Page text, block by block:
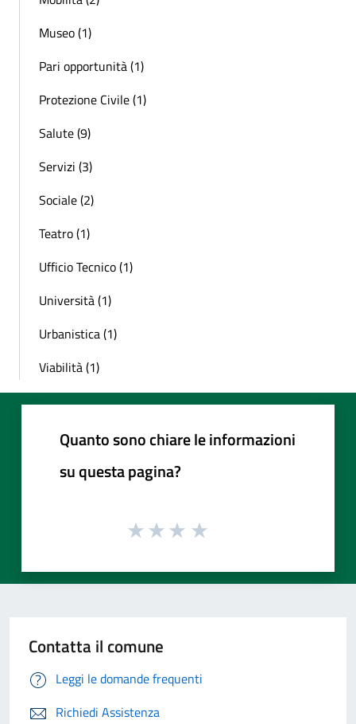
Museo (1)
Pari opportunità (1)
Protezione Civile (1)
Salute (9)
Servizi (3)
Sociale (2)
Teatro (1)
Ufficio Tecnico (1)
Università (1)
Urbanistica (1)
Viabilità (1)
Quanto sono chiare le informazioni
su questa pagina?
Contatta il comune
Leggi le domande frequenti
Richiedi Assistenza